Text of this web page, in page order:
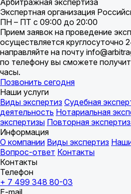
Арбитражная экспертиза
Экспертная организация
ПН – ПТ с 09:00 до 20:00
Прием заявок на проведение
осуществляется круглосуточно
направляйте на почту
по телефону вы сможете
часы.
Позвонить сегодня
Наши услуги
Виды экспертиз Судебная
деятельность Нотариальная
экспертизы Повторная
Информация
О компании Виды экспертиз
Вопрос-ответ Контакты
Контакты
Телефон
+ 7 499 348 80-03
E-mail